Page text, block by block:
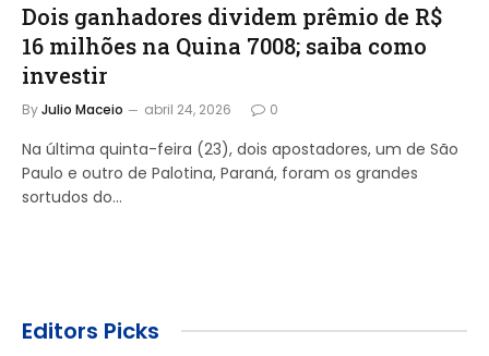
Dois ganhadores dividem prêmio de R$
16 milhões na Quina 7008; saiba como
investir
ByJulio Maceio abril 24, 2026 0
Na última quinta-feira (23), dois apostadores, um de São
Paulo e outro de Palotina, Paraná, foram os grandes
sortudos do…
Editors Picks